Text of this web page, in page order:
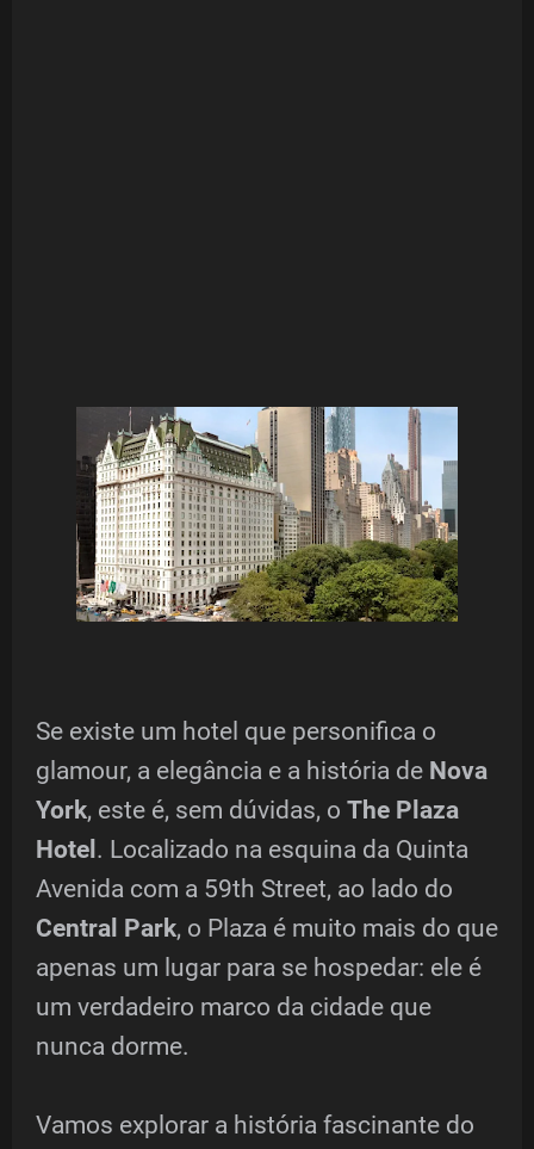
Se existe um hotel que personifica o
glamour, a elegância e a história de Nova
York, este é, sem dúvidas, o The Plaza
Hotel . Localizado na esquina da Quinta
Avenida com a 59th Street, ao lado do
Central Park, o Plaza é muito mais do que
apenas um lugar para se hospedar: ele é
um verdadeiro marco da cidade que
nunca dorme.
Vamos explorar a história fascinante do